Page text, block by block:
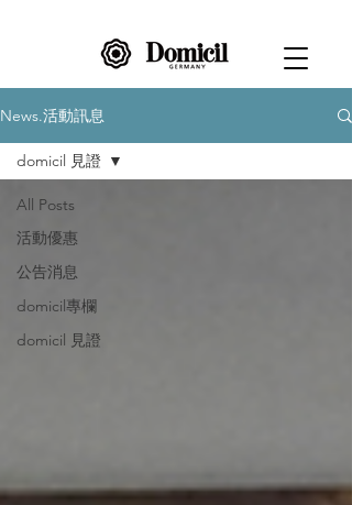
News.活動訊息
All Posts
活動優惠
公告消息
domicil專欄
domicil 見證
domicil 見證